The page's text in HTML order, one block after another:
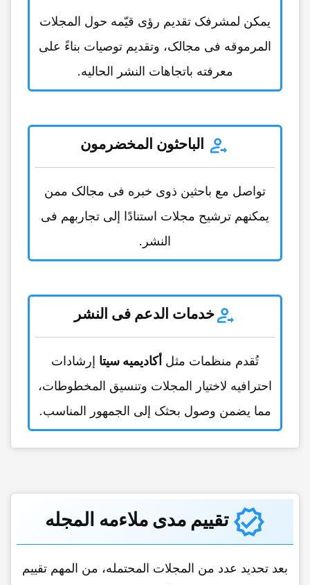
یمکن لمشرفک تقدیم رؤى قیّمه حول المجلات
المرموقه فی مجالک، وتقدیم توصیات بناءً على
معرفته باتجاهات النشر الحالیه.
الباحثون المخضرمون
تواصل مع باحثین ذوی خبره فی مجالک ممن
یمکنهم ترشیح مجلات استنادًا إلى تجاربهم فی
النشر.
خدمات الدعم فی النشر
تُقدم منظمات مثل أکادیمیه سیتا إرشادات
احترافیه لاختیار المجلات وتنسیق المخطوطات،
مما یضمن وصول بحثک إلى الجمهور المناسب.
تقییم مدى ملاءمه المجله
بعد تحدید عدد من المجلات المحتمله، من المهم تقییم